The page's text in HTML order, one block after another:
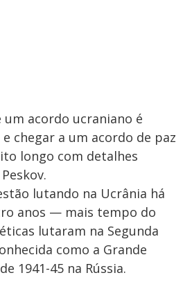
um acordo ucraniano é
chegar a um acordo de paz
longo com detalhes
lutando na Ucrânia há
anos — mais tempo do
lutaram na Segunda
como a Grande
1941-45 na Rússia.